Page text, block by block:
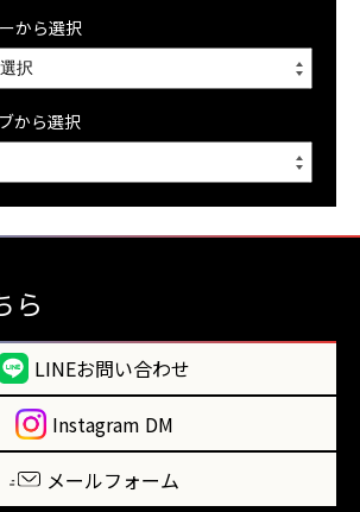
から選択
から選択
ら
LINEお問い合わせ
Instagram DM
メールフォーム